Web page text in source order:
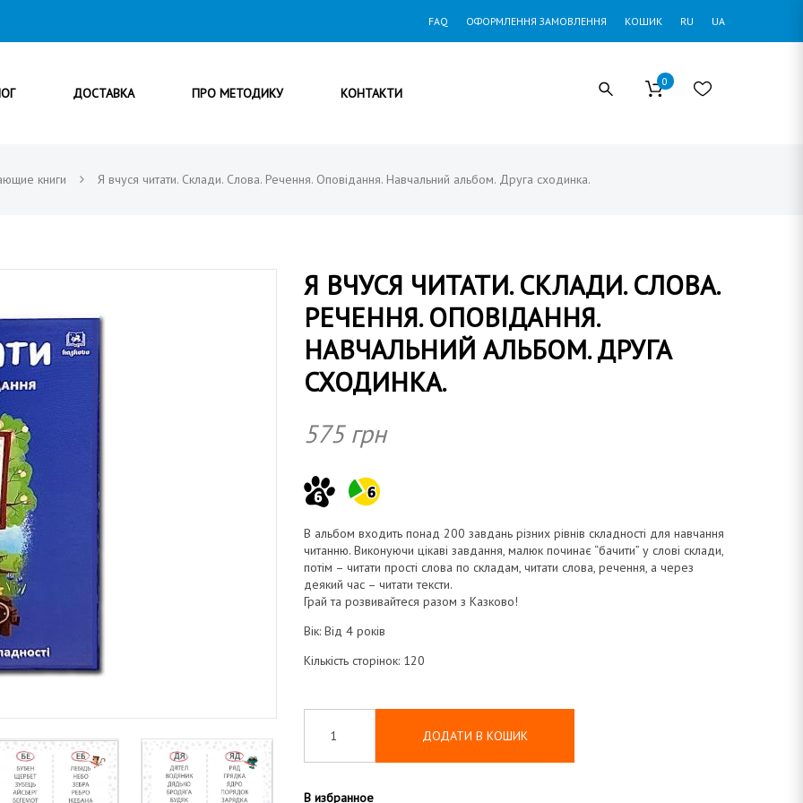
FAQ ОФОРМЛЕННЯ ЗАМОВЛЕННЯ КОШИК RU UA
ДОСТАВКА ПРО МЕТОДИКУ КОНТАКТИ
0
книги Я вчуся читати. Склади. Слова. Речення. Оповідання. Навчальний альбом. Друга сходинка.
Я ВЧУСЯ ЧИТАТИ. СКЛАДИ. СЛОВА.
РЕЧЕННЯ. ОПОВІДАННЯ.
НАВЧАЛЬНИЙ АЛЬБОМ. ДРУГА
СХОДИНКА.
575грн
В альбом входить понад 200 завдань різних рівнів складності для навчання
читанню. Виконуючи цікаві завдання, малюк починає “бачити” у слові склади,
потім – читати прості слова по складам, читати слова, речення, а через
деякий час – читати тексти.
Грай та розвивайтеся разом з Казково!
Вік: Від 4 років
Кількість сторінок: 120
ДОДАТИ В КОШИК
В избранное